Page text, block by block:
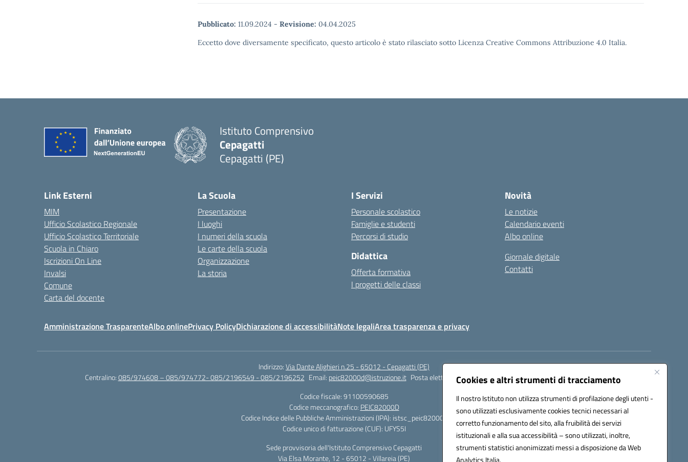
Cookies e altri strumenti di tracciamento
Il nostro Istituto non utilizza strumenti di profilazione degli utenti -
sono utilizzati esclusivamente cookies tecnici necessari al
corretto funzionamento del sito, alla fruibilità dei servizi
istituzionali e alla sua accessibilità – sono utilizzati, inoltre,
strumenti statistici anonimizzati messi a disposizione da Web
Analytics Italia.
Pubblicato: 11.09.2024 - Revisione: 04.04.2025
Eccetto dove diversamente specificato, questo articolo è stato rilasciato sotto Licenza Creative Commons Attribuzione 4.0 Italia.
Istituto Comprensivo
Cepagatti
Cepagatti (PE)
Link Esterni
MIM
Ufficio Scolastico Regionale
Ufficio Scolastico Territoriale
Scuola in Chiaro
Iscrizioni On Line
Invalsi
Comune
Carta del docente
La Scuola
Presentazione
I luoghi
I numeri della scuola
Le carte della scuola
Organizzazione
La storia
I Servizi
Personale scolastico
Famiglie e studenti
Percorsi di studio
Didattica
Offerta formativa
I progetti delle classi
Novità
Le notizie
Calendario eventi
Albo online
Giornale digitale
Contatti
Amministrazione TrasparenteAlbo onlinePrivacy PolicyDichiarazione di accessibilitàNote legaliArea trasparenza e privacy
Indirizzo:Via Dante Alighieri n.25 - 65012 - Cepagatti (PE)
Centralino:085/974608 – 085/974772- 085/2196549 - 085/2196252 Email: peic82000d@istruzione.it Posta elettronica certificata (PEC): peic82000d@pec.istruzione.it
Codice fiscale: 91100590685
Codice meccanografico: PEIC82000D
Codice Indice delle Pubbliche Amministrazioni (IPA): istsc_peic82000d
Codice unico di fatturazione (CUF): UFYS5I
Sede provvisoria dell'Istituto Comprensivo Cepagatti
Via Elsa Morante, 12 - 65012 - Villareia (PE)